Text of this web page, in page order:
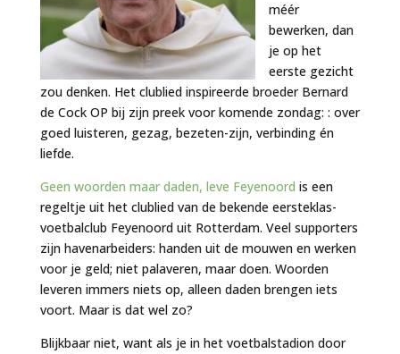
méér
bewerken, dan
je op het
eerste gezicht
zou denken. Het clublied inspireerde broeder Bernard
de Cock OP bij zijn preek voor komende zondag: : over
goed luisteren, gezag, bezeten-zijn, verbinding én
liefde.
Geen woorden maar daden, leve Feyenoord is een
regeltje uit het clublied van de bekende eersteklas-
voetbalclub Feyenoord uit Rotterdam. Veel supporters
zijn havenarbeiders: handen uit de mouwen en werken
voor je geld; niet palaveren, maar doen. Woorden
leveren immers niets op, alleen daden brengen iets
voort. Maar is dat wel zo?
Blijkbaar niet, want als je in het voetbalstadion door